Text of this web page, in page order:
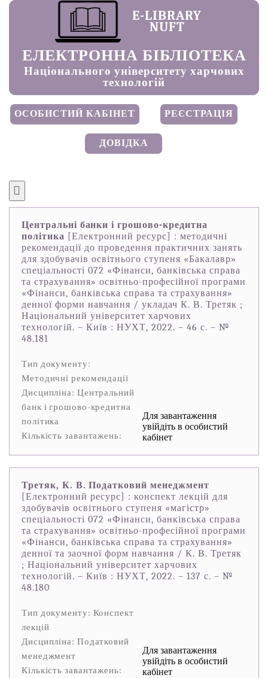
E-LIBRARY
NUFT
ЕЛЕКТРОННА БІБЛІОТЕКА
Національного університету харчових
технологій
ОСОБИСТИЙ КАБІНЕТ РЕЄСТРАЦІЯ
ДОВІДКА
Центральні банки і грошово-кредитна
політика [Електронний ресурс] : методичні
рекомендації до проведення практичних занять
для здобувачів освітнього ступеня «Бакалавр»
спеціальності 072 «Фінанси, банківська справа
та страхування» освітньо-професійної програми
«Фінанси, банківська справа та страхування»
денної форми навчання / укладач К. В. Третяк ;
Національний університет харчових
технологій. – Київ : НУХТ, 2022. – 46 с. – №
48.181
Тип документу:
Методичні рекомендації
Дисципліна: Центральний
банк і грошово-кредитна
політика
Кількість завантажень:
Для завантаження
увійдіть в особистий
кабінет
Третяк, К. В. Податковий менеджмент
[Електронний ресурс] : конспект лекцій для
здобувачів освітнього ступеня «магістр»
спеціальності 072 «Фінанси, банківська справа
та страхування» освітньо-професійної програми
«Фінанси, банківська справа та страхування»
денної та заочної форм навчання / К. В. Третяк
; Національний університет харчових
технологій. – Київ : НУХТ, 2022. – 137 с. – №
48.180
Тип документу: Конспект
лекцій
Дисципліна: Податковий
менеджмент
Кількість завантажень:
Для завантаження
увійдіть в особистий
кабінет